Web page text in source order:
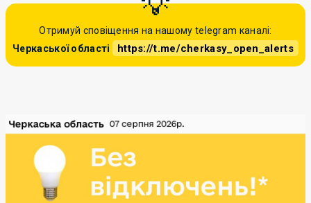
Отримуй сповіщення на нашому telegram каналі:
Черкаської області
https://t.me/cherkasy_open_alerts